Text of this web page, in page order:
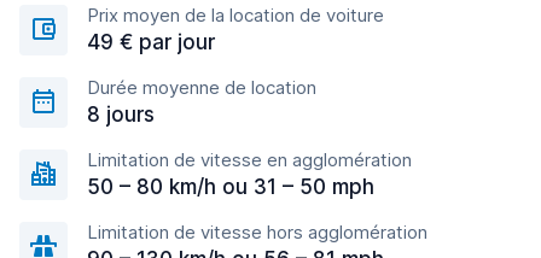
Prix moyen de la location de voiture
49 € par jour
Durée moyenne de location
8 jours
Limitation de vitesse en agglomération
50 – 80 km/h ou 31 – 50 mph
Limitation de vitesse hors agglomération